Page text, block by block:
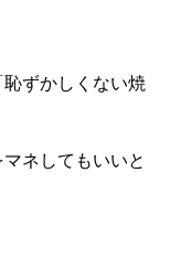
ずかしくない焼
ネしてもいいと